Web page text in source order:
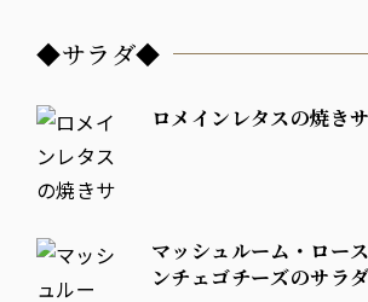
◆サラダ◆
ロメインレタスの焼き
マッシュルーム・ローストビーフ・マ
ンチェゴチーズのサラダ